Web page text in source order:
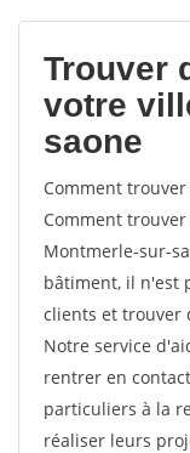
Trouver
votre
saone
Comment
Comment
Montmerle-sur-
bâtiment, il n'est
clients et trouver
Notre service
rentrer en
particuliers à la
réaliser leurs